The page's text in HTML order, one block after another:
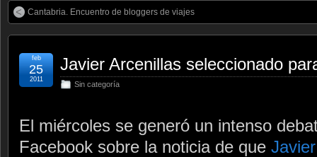
Cantabria. Encuentro de bloggers de viajes
Javier Arcenillas seleccionado
Sin categoría
feb
25
2011
El miércoles se generó un intenso
Facebook sobre la noticia de que